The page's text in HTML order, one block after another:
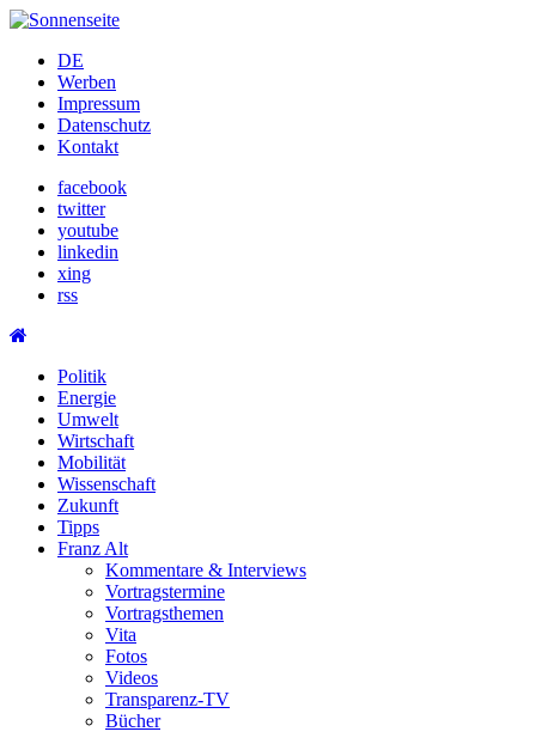
Skip
contentDE
Werben
Impressum
Datenschutz
Kontakt
facebook
twitter
youtube
linkedin
xing
rss
Politik
Energie
Umwelt
Wirtschaft
Mobilität
Wissenschaft
Zukunft
Tipps
Franz Alt
Kommentare & Interviews
Vortragstermine
Vortragsthemen
Vita
Fotos
Videos
Transparenz-TV
Bücher